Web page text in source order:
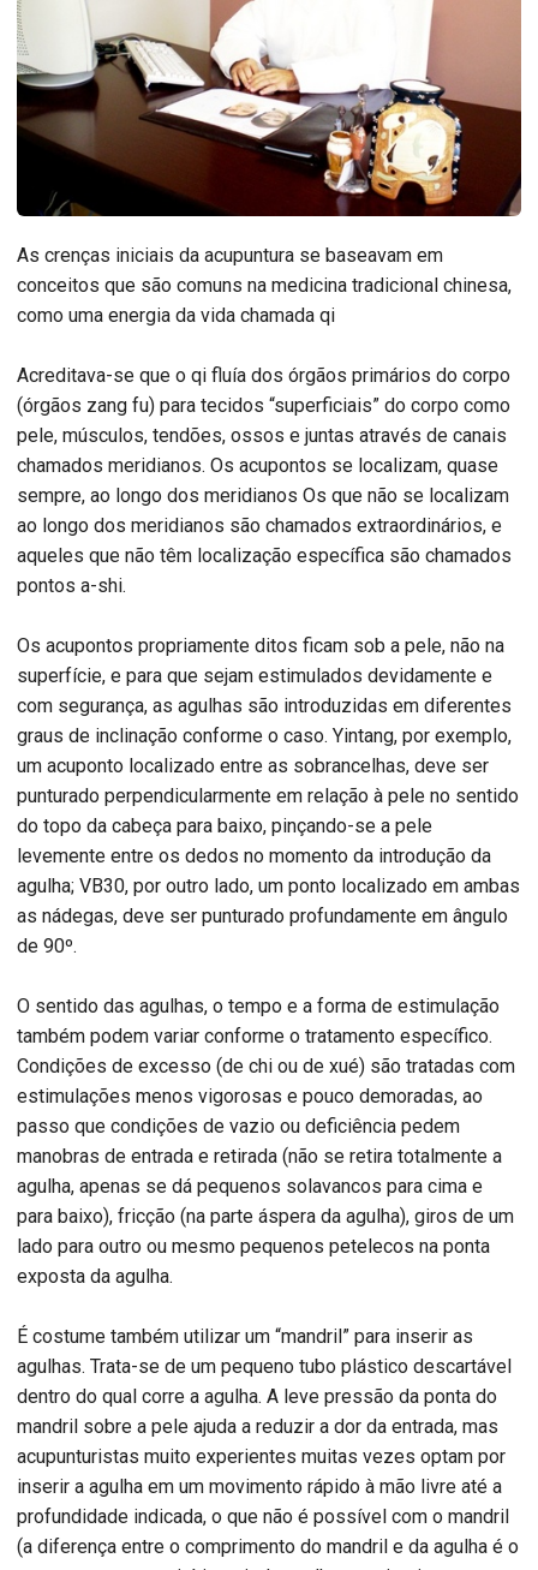
As crenças iniciais da acupuntura se baseavam em
conceitos que são comuns na medicina tradicional chinesa,
como uma energia da vida chamada qi
Acreditava-se que o qi fluía dos órgãos primários do corpo
(órgãos zang fu) para tecidos “superficiais” do corpo como
pele, músculos, tendões, ossos e juntas através de canais
chamados meridianos. Os acupontos se localizam, quase
sempre, ao longo dos meridianos Os que não se localizam
ao longo dos meridianos são chamados extraordinários, e
aqueles que não têm localização específica são chamados
pontos a-shi.
Os acupontos propriamente ditos ficam sob a pele, não na
superfície, e para que sejam estimulados devidamente e
com segurança, as agulhas são introduzidas em diferentes
graus de inclinação conforme o caso. Yintang, por exemplo,
um acuponto localizado entre as sobrancelhas, deve ser
punturado perpendicularmente em relação à pele no sentido
do topo da cabeça para baixo, pinçando-se a pele
levemente entre os dedos no momento da introdução da
agulha; VB30, por outro lado, um ponto localizado em ambas
as nádegas, deve ser punturado profundamente em ângulo
de 90º.
O sentido das agulhas, o tempo e a forma de estimulação
também podem variar conforme o tratamento específico.
Condições de excesso (de chi ou de xué) são tratadas com
estimulações menos vigorosas e pouco demoradas, ao
passo que condições de vazio ou deficiência pedem
manobras de entrada e retirada (não se retira totalmente a
agulha, apenas se dá pequenos solavancos para cima e
para baixo), fricção (na parte áspera da agulha), giros de um
lado para outro ou mesmo pequenos petelecos na ponta
exposta da agulha.
É costume também utilizar um “mandril” para inserir as
agulhas. Trata-se de um pequeno tubo plástico descartável
dentro do qual corre a agulha. A leve pressão da ponta do
mandril sobre a pele ajuda a reduzir a dor da entrada, mas
acupunturistas muito experientes muitas vezes optam por
inserir a agulha em um movimento rápido à mão livre até a
profundidade indicada, o que não é possível com o mandril
(a diferença entre o comprimento do mandril e da agulha é o